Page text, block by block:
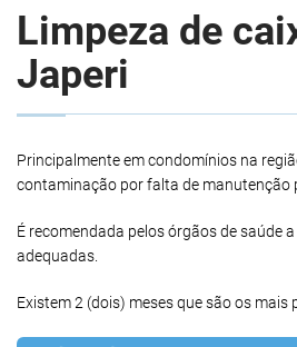
Limpeza de
Japeri
Principalmente em condomínios na
contaminação por falta de manutenção
É recomendada pelos órgãos de saúde
adequadas.
Existem 2 (dois) meses que são os